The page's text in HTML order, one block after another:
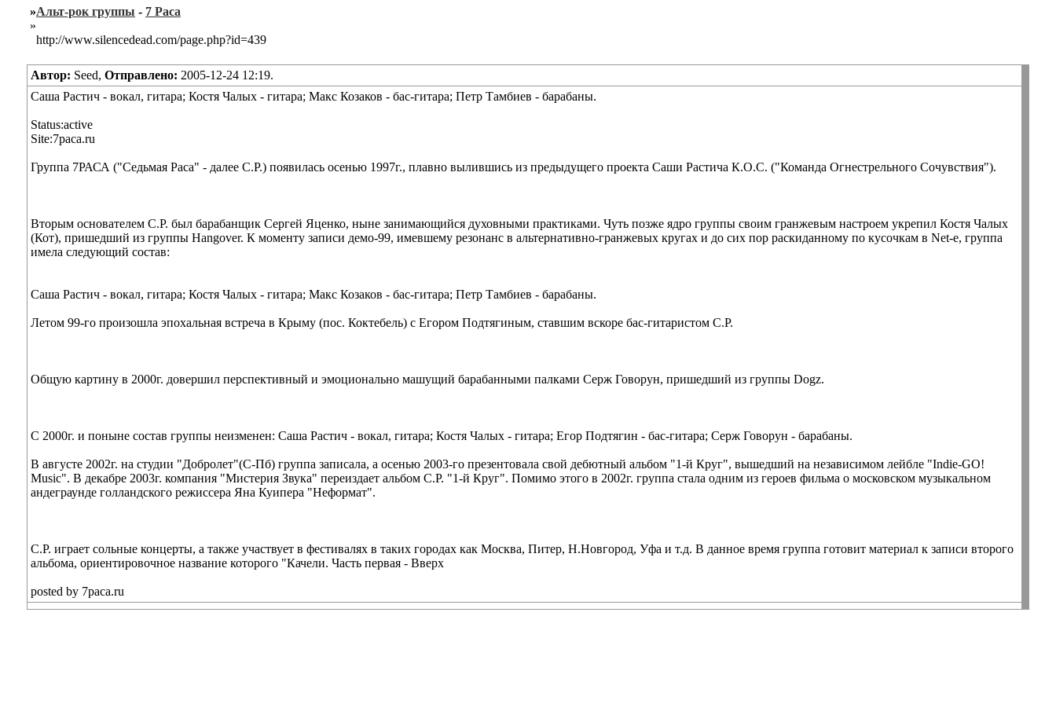
»Альт-рок группы - 7 Раса
»
http://www.silencedead.com/page.php?id=439
Автор: Seed, Отправлено: 2005-12-24 12:19.
Саша Растич - вокал, гитара; Костя Чалых - гитара; Макс Козаков - бас-гитара; Петр Тамбиев - барабаны.
Status:active
Site:7paca.ru
Группа 7РАСА ("Седьмая Раса" - далее С.Р.) появилась осенью 1997г., плавно вылившись из предыдущего проекта Саши Растича К.О.С. ("Команда Огнестрельного Сочувствия").
Вторым основателем С.Р. был барабанщик Сергей Яценко, ныне занимающийся духовными практиками. Чуть позже ядро группы своим гранжевым настроем укрепил Костя Чалых
(Кот), пришедший из группы Hangover. К моменту записи демо-99, имевшему резонанс в альтернативно-гранжевых кругах и до сих пор раскиданному по кусочкам в Net-е, группа
имела следующий состав:
Саша Растич - вокал, гитара; Костя Чалых - гитара; Макс Козаков - бас-гитара; Петр Тамбиев - барабаны.
Летом 99-го произошла эпохальная встреча в Крыму (пос. Коктебель) с Егором Подтягиным, ставшим вскоре бас-гитаристом С.Р.
Общую картину в 2000г. довершил перспективный и эмоционально машущий барабанными палками Серж Говорун, пришедший из группы Dogz.
С 2000г. и поныне состав группы неизменен: Саша Растич - вокал, гитара; Костя Чалых - гитара; Егор Подтягин - бас-гитара; Серж Говорун - барабаны.
В августе 2002г. на студии "Добролет"(С-Пб) группа записала, а осенью 2003-го презентовала свой дебютный альбом "1-й Круг", вышедший на независимом лейбле "Indie-GO!
Music". В декабре 2003г. компания "Мистерия Звука" переиздает альбом С.Р. "1-й Круг". Помимо этого в 2002г. группа стала одним из героев фильма о московском музыкальном
андеграунде голландского режиссера Яна Куипера "Неформат".
С.Р. играет сольные концерты, а также участвует в фестивалях в таких городах как Москва, Питер, Н.Новгород, Уфа и т.д. В данное время группа готовит материал к записи второго
альбома, ориентировочное название которого "Качели. Часть первая - Вверх
posted by 7paca.ru